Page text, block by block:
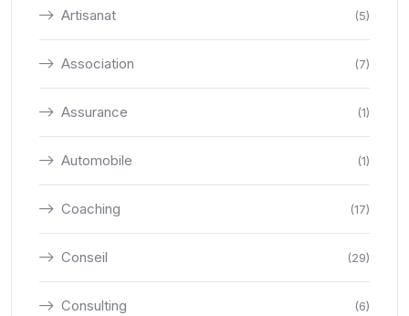
Artisanat (5)
Association (7)
Assurance (1)
Automobile (1)
Coaching (17)
Conseil (29)
Consulting (6)